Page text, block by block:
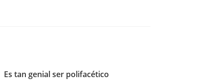
Es tan genial ser polifacético